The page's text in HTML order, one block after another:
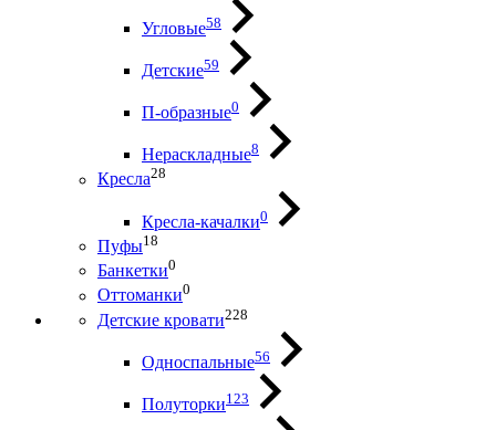
Угловые58
Детские59
П-образные0
Нераскладные8
Кресла28
Кресла-качалки0
Пуфы18
Банкетки0
Оттоманки0
Детские кровати228
Односпальные56
Полуторки123